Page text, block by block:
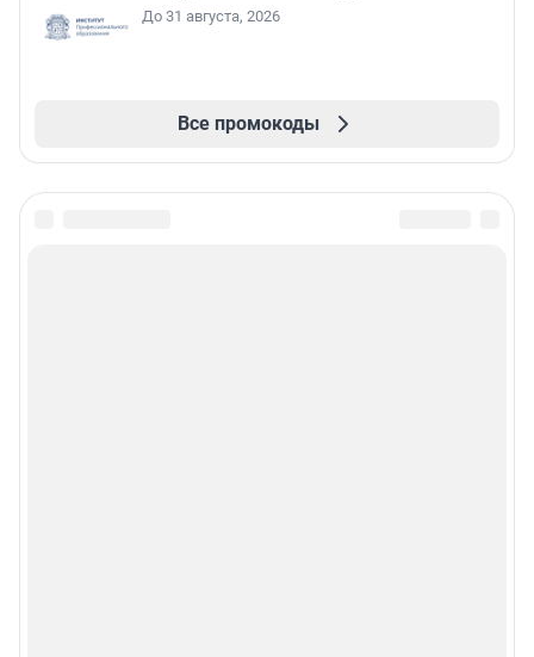
До 31 августа, 2026
Все промокоды